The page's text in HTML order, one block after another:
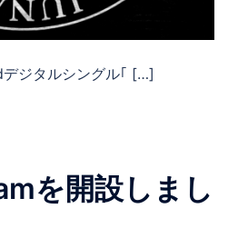
ジタルシングル｢ […]
を開設しまし